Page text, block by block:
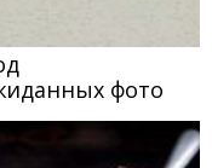
фото